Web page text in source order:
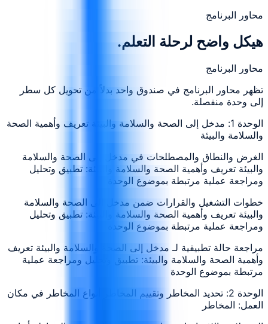
محاور البرنامج
هيكل واضح لرحلة التعلم.
محاور البرنامج
تظهر محاور البرنامج في صندوق واحد بدلاً من تحويل كل سطر
إلى وحدة منفصلة.
الوحدة 1: مدخل إلى الصحة والسلامة والبيئة تعريف وأهمية الصحة
والسلامة والبيئة
الغرض والنطاق والمصطلحات في مدخل إلى الصحة والسلامة
والبيئة تعريف وأهمية الصحة والسلامة والبيئة: تطبيق وتحليل
ومراجعة عملية مرتبطة بموضوع الوحدة
خطوات التشغيل والقرارات ضمن مدخل إلى الصحة والسلامة
والبيئة تعريف وأهمية الصحة والسلامة والبيئة: تطبيق وتحليل
ومراجعة عملية مرتبطة بموضوع الوحدة
مراجعة حالة تطبيقية لـ مدخل إلى الصحة والسلامة والبيئة تعريف
وأهمية الصحة والسلامة والبيئة: تطبيق وتحليل ومراجعة عملية
مرتبطة بموضوع الوحدة
الوحدة 2: تحديد المخاطر وتقييم المخاطر أنواع المخاطر في مكان
العمل: المخاطر